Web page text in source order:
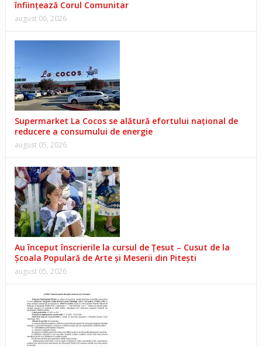
înființează Corul Comunitar
august 06, 2026
Supermarket La Cocos se alătură efortului național de
reducere a consumului de energie
august 05, 2026
Au început înscrierile la cursul de Țesut – Cusut de la
Școala Populară de Arte și Meserii din Pitești
august 05, 2026